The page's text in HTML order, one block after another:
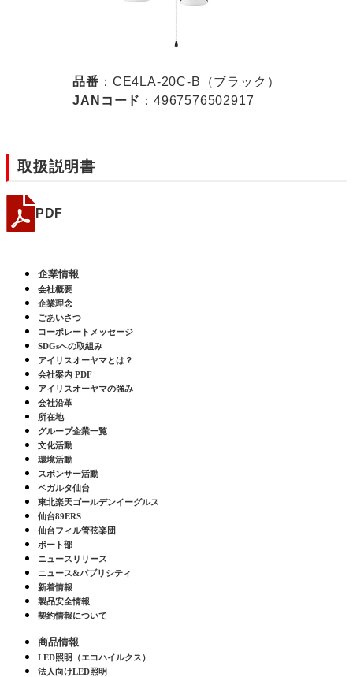
品番 ：CE4LA-20C-B（ブラック）
JANコード ：4967576502917
取扱説明書
PDF
企業情報
会社概要
企業理念
ごあいさつ
コーポレートメッセージ
SDGsへの取組み
アイリスオーヤマとは？
会社案内 PDF
アイリスオーヤマの強み
会社沿革
所在地
グループ企業一覧
文化活動
環境活動
スポンサー活動
ベガルタ仙台
東北楽天ゴールデンイーグルス
仙台89ERS
仙台フィル管弦楽団
ボート部
ニュースリリース
ニュース&パブリシティ
新着情報
製品安全情報
契約情報について
商品情報
LED照明（エコハイルクス）
法人向けLED照明